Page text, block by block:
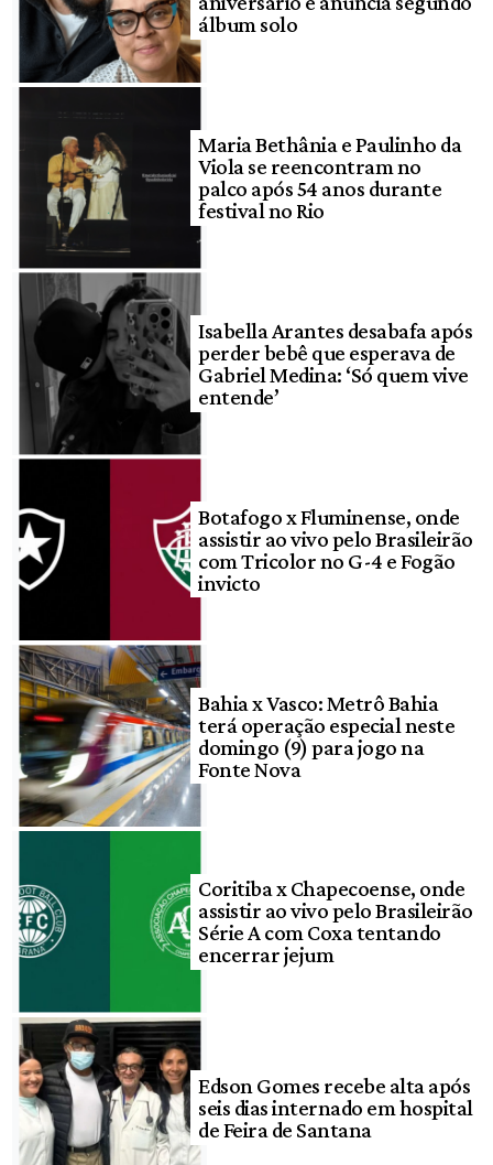
álbum solo
Maria Bethânia e Paulinho da
Viola se reencontram no
palco após 54 anos durante
festival no Rio
Isabella Arantes desabafa após
perder bebê que esperava de
Gabriel Medina: ‘Só quem vive
entende’
Botafogo x Fluminense, onde
assistir ao vivo pelo Brasileirão
com Tricolor no G-4 e Fogão
invicto
Bahia x Vasco: Metrô Bahia
terá operação especial neste
domingo (9) para jogo na
Fonte Nova
Coritiba x Chapecoense, onde
assistir ao vivo pelo Brasileirão
Série A com Coxa tentando
encerrar jejum
Edson Gomes recebe alta após
seis dias internado em hospital
de Feira de Santana